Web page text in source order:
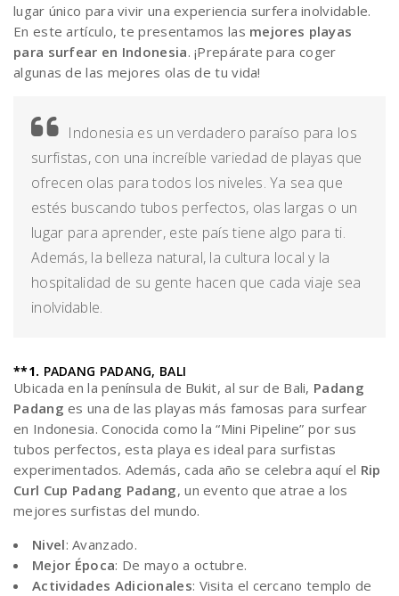
lugar único para vivir una experiencia surfera inolvidable.
En este artículo, te presentamos las mejores playas
para surfear en Indonesia. ¡Prepárate para coger
algunas de las mejores olas de tu vida!
Indonesia es un verdadero paraíso para los
surfistas, con una increíble variedad de playas que
ofrecen olas para todos los niveles. Ya sea que
estés buscando tubos perfectos, olas largas o un
lugar para aprender, este país tiene algo para ti.
Además, la belleza natural, la cultura local y la
hospitalidad de su gente hacen que cada viaje sea
inolvidable.
**1. PADANG PADANG, BALI
Ubicada en la península de Bukit, al sur de Bali, Padang
Padang es una de las playas más famosas para surfear
en Indonesia. Conocida como la “Mini Pipeline” por sus
tubos perfectos, esta playa es ideal para surfistas
experimentados. Además, cada año se celebra aquí el Rip
Curl Cup Padang Padang, un evento que atrae a los
mejores surfistas del mundo.
Nivel: Avanzado.
Mejor Época: De mayo a octubre.
Actividades Adicionales: Visita el cercano templo de